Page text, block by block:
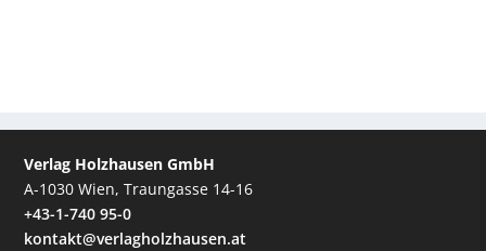
Verlag Holzhausen GmbH
A-1030 Wien, Traungasse 14-16
+43-1-740 95-0
kontakt@verlagholzhausen.at